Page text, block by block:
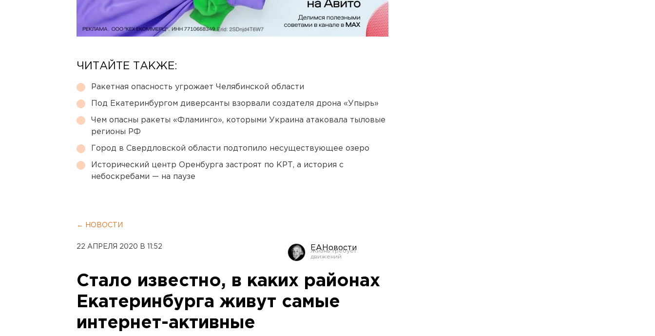
ЧИТАЙТЕ ТАКЖЕ:
Ракетная опасность угрожает Челябинской области
Под Екатеринбургом диверсанты взорвали создателя дрона «Упырь»
Чем опасны ракеты «Фламинго», которыми Украина атаковала тыловые
регионы РФ
Город в Свердловской области подтопило несуществующее озеро
Исторический центр Оренбурга застроят по КРТ, а история с
небоскребами — на паузе
← НОВОСТИ
22 АПРЕЛЯ 2020 В 11:52 ЕАНовости
Стало известно, в каких районах
Екатеринбурга живут самые
интернет-активные